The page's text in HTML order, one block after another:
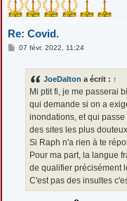
Re: Covid.
M07 févr. 2022, 11:24
JoeDalton a écrit : ↑
Mi ptit fi, je me passerai
qui demande si on a
inondations, et qui
des sites les plus
Si Raph n'a rien à te
Pour ma part, la langue
de qualifier précisément
C'est pas des insultes